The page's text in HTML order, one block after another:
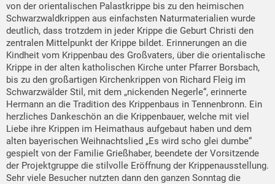
von der orientalischen Palastkrippe bis zu den heimischen
Schwarzwaldkrippen aus einfachsten Naturmaterialien wurde
deutlich, dass trotzdem in jeder Krippe die Geburt Christi den
zentralen Mittelpunkt der Krippe bildet. Erinnerungen an die
Kindheit vom Krippenbau des Großvaters, über die orientalische
Krippe in der alten katholischen Kirche unter Pfarrer Borsbach,
bis zu den großartigen Kirchenkrippen von Richard Fleig im
Schwarzwälder Stil, mit dem „nickenden Negerle“, erinnerte
Hermann an die Tradition des Krippenbaus in Tennenbronn. Ein
herzliches Dankeschön an die Krippenbauer, welche mit viel
Liebe ihre Krippen im Heimathaus aufgebaut haben und dem
alten bayerischen Weihnachtslied „Es wird scho glei dumbe“
gespielt von der Familie Grießhaber, beendete der Vorsitzende
der Projektgruppe die stilvolle Eröffnung der Krippenausstellung.
Sehr viele Besucher nutzten dann den ganzen Sonntag die